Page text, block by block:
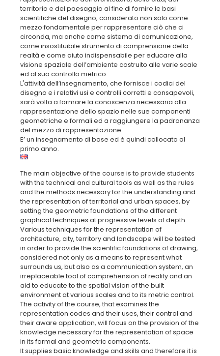
territorio e del paesaggio al fine di fornire le basi
scientifiche del disegno, considerato non solo come
mezzo fondamentale per rappresentare ciò che ci
circonda, ma anche come sistema di comunicazione,
come insostituibile strumento di comprensione della
realtà e come aiuto indispensabile per educare alla
visione spaziale dell’ambiente costruito alle varie scale
ed al suo controllo metrico.
L'attività dell’insegnamento, che fornisce i codici del
disegno e i relativi usi e controlli corretti e consapevoli,
sarà volta a formare la conoscenza necessaria alla
rappresentazione dello spazio nelle sue componenti
geometriche e formali ed a raggiungere la padronanza
del mezzo di rappresentazione.
E’ un insegnamento di base ed è quindi collocato al
The main objective of the course is to provide students
with the technical and cultural tools as well as the rules
and the methods necessary for the understanding and
the representation of territorial and urban spaces, by
setting the geometric foundations of the different
graphical techniques at progressive levels of depth.
Various techniques for the representation of
architecture, city, territory and landscape will be tested
in order to provide the scientific foundations of drawing,
considered not only as a means to represent what
surrounds us, but also as a communication system, an
irreplaceable tool of comprehension of reality and an
aid to educate to the spatial vision of the built
environment at various scales and to its metric control.
The activity of the course, that examines the
representation codes and their uses, their control and
their aware application, will focus on the provision of the
knowledge necessary for the representation of space
in its formal and geometric components.
It supplies basic knowledge and skills and therefore it is